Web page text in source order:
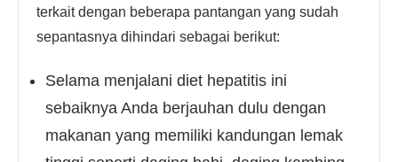
terkait dengan beberapa pantangan yang sudah
sepantasnya dihindari sebagai berikut:
Selama menjalani diet hepatitis ini
sebaiknya Anda berjauhan dulu dengan
makanan yang memiliki kandungan lemak